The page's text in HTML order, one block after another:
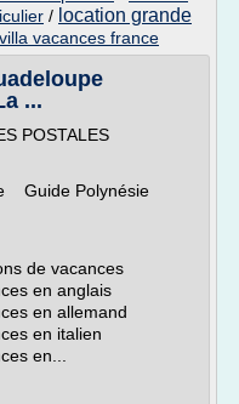
/ location grande
vacances france
...
POSTALES
Guide Polynésie
de vacances
en anglais
en allemand
en italien
en...